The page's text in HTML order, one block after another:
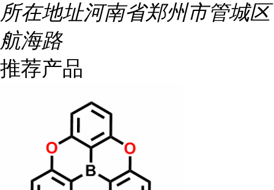
所在地址河南省郑州市管城区
航海路
推荐产品